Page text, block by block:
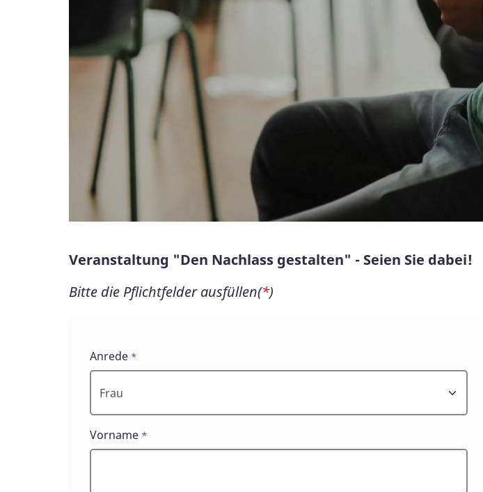
Veranstaltung "Den Nachlass gestalten" - Seien Sie dabei!
Bitte die Pflichtfelder ausfüllen(*)
Veranstaltung
"Den
Nachlass
-
Seien
Sie
Anrede *
Vorname *